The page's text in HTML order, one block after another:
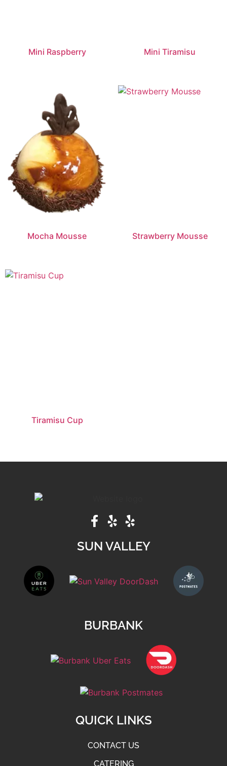
Mini Raspberry Mini Tiramisu
Mocha Mousse Strawberry Mousse
Tiramisu Cup
SUN VALLEY
BURBANK
QUICK LINKS
CONTACT US
CATERING